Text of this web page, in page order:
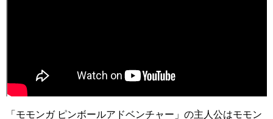
「モモンガ ピンボールアドベンチャー」の主人公はモモン